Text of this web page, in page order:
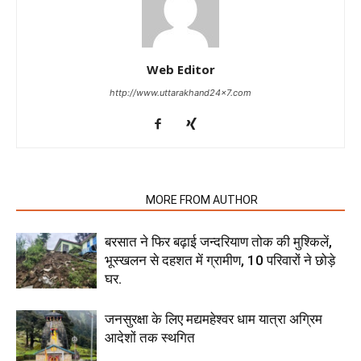
Web Editor
http://www.uttarakhand24x7.com
MORE FROM AUTHOR
बरसात ने फिर बढ़ाई जन्दरियाण तोक की मुश्किलें,
भूस्खलन से दहशत में ग्रामीण, 10 परिवारों ने छोड़े
घर.
जनसुरक्षा के लिए मद्यमहेश्वर धाम यात्रा अग्रिम
आदेशों तक स्थगित